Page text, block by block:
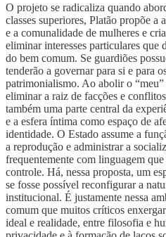
O projeto se radicaliza quando
classes superiores, Platão propõe a
e a comunalidade de mulheres e
eliminar interesses particulares que
do bem comum. Se guardiões
tenderão a governar para si e para
patrimonialismo. Ao abolir o “meu”
eliminar a raiz de facções e
também uma parte central da
e a esfera íntima como espaço de
identidade. O Estado assume a
a reprodução e administrar a
frequentemente com linguagem
controle. Há, nessa proposta, um
se fosse possível reconfigurar a
institucional. É justamente nessa
comum que muitos críticos
ideal e realidade, entre filosofia e